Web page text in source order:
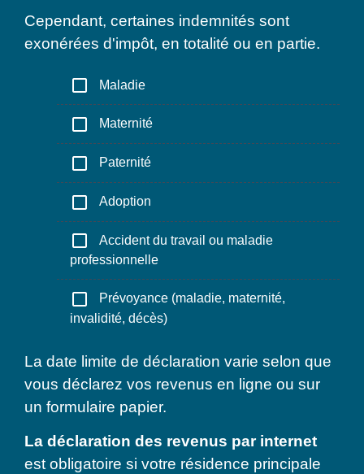
Cependant, certaines indemnités sont
exonérées d'impôt, en totalité ou en partie.
check_box_outline_blank Maladie
check_box_outline_blank Maternité
check_box_outline_blank Paternité
check_box_outline_blank Adoption
check_box_outline_blank
Accident du travail ou maladie
professionnelle
check_box_outline_blank
Prévoyance (maladie, maternité,
invalidité, décès)
La date limite de déclaration varie selon que
vous déclarez vos revenus en ligne ou sur
un formulaire papier.
La déclaration des revenus par internet
est obligatoire si votre résidence principale